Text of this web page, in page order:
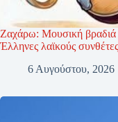
Ζαχάρω: Μουσική βραδιά
Έλληνες λαϊκούς συνθέτες
6 Αυγούστου, 2026